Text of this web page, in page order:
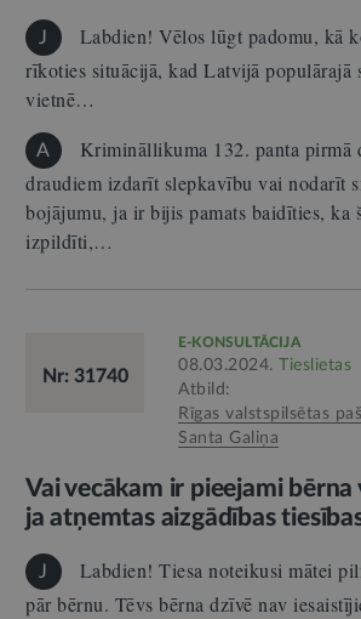
J
Labdien! Vēlos lūgt padomu, kā
rīkoties situācijā, kad Latvijā populārajā
vietnē…
A
Krimināllikuma 132. panta pirmā
draudiem izdarīt slepkavību vai nodarīt
bojājumu, ja ir bijis pamats baidīties, ka
izpildīti,…
Nr: 31740
E-KONSULTĀCIJA
08.03.2024.
Tieslietas
Atbild:
Rīgas valstspilsētas
Santa Galiņa
Vai vecākam ir pieejami bērna
ja atņemtas aizgādības
J
Labdien! Tiesa noteikusi mātei
pār bērnu. Tēvs bērna dzīvē nav